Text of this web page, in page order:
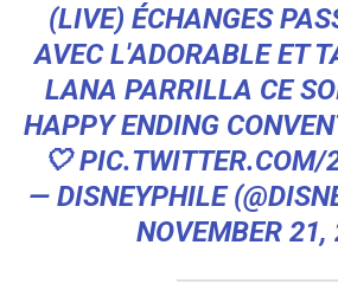
(LIVE) ÉCHANGES
AVEC L'ADORABLE ET
LANA PARRILLA CE
HAPPY ENDING
🤍PIC.TWITTER.COM/
— DISNEYPHILE
NOVEMBER 21,